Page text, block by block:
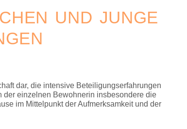
UND JUNGE
dar, die intensive Beteiligungserfahrungen
einzelnen Bewohnerin insbesondere die
im Mittelpunkt der Aufmerksamkeit und der